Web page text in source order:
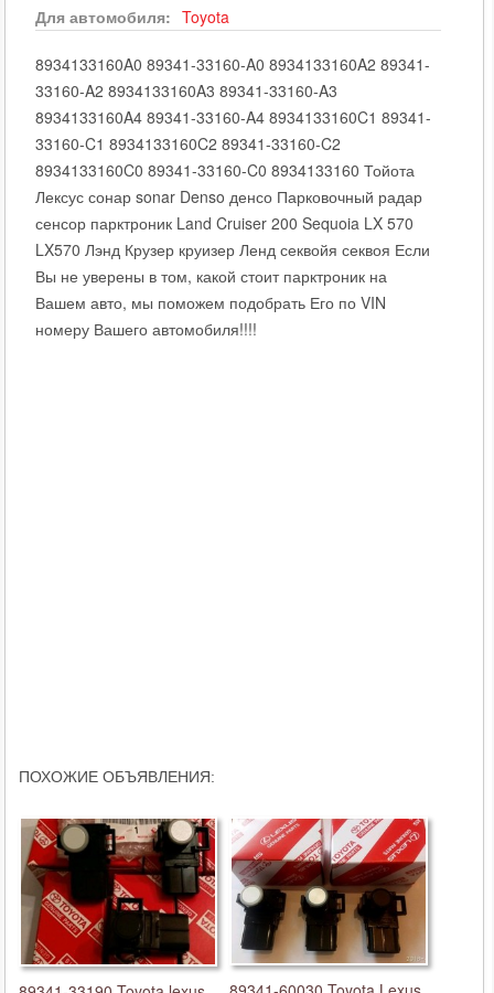
Для автомобиля: Toyota
8934133160A0 89341-33160-A0 8934133160A2 89341-
33160-A2 8934133160A3 89341-33160-A3
8934133160A4 89341-33160-A4 8934133160C1 89341-
33160-C1 8934133160C2 89341-33160-C2
8934133160C0 89341-33160-C0 8934133160 Тойота
Лексус сонар sonar Denso денсо Парковочный радар
сенсор парктроник Land Cruiser 200 Sequoia LX 570
LX570 Лэнд Крузер круизер Ленд секвойя секвоя Если
Вы не уверены в том, какой стоит парктроник на
Вашем авто, мы поможем подобрать Его по VIN
номеру Вашего автомобиля!!!!
ПОХОЖИЕ ОБЪЯВЛЕНИЯ: